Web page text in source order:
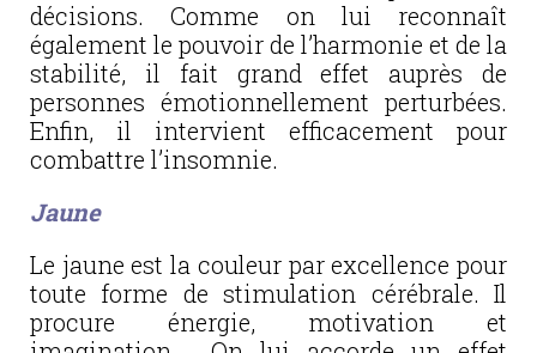
décisions. Comme on lui reconnaît
également le pouvoir de l’harmonie et de la
stabilité, il fait grand effet auprès de
personnes émotionnellement perturbées.
Enfin, il intervient efficacement pour
combattre l’insomnie.
Jaune
Le jaune est la couleur par excellence pour
toute forme de stimulation cérébrale. Il
procure énergie, motivation et